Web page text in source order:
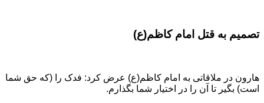
تصمیم به قتل امام کاظم(ع)
هارون در ملاقاتی به امام کاظم(ع) عرض کرد: فدک را (که حق شما
است) بگیر تا آن را در اختیار شما بگذارم.